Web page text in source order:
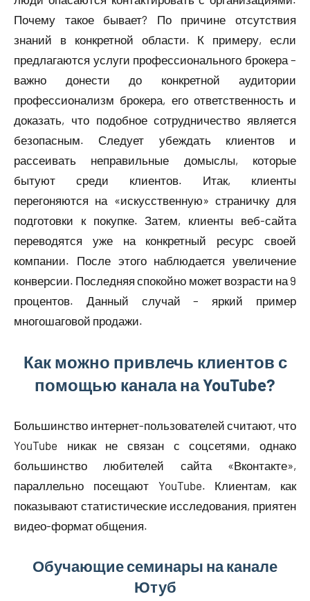
Почему такое бывает? По причине отсутствия
знаний в конкретной области. К примеру, если
предлагаются услуги профессионального брокера –
важно донести до конкретной аудитории
профессионализм брокера, его ответственность и
доказать, что подобное сотрудничество является
безопасным. Следует убеждать клиентов и
рассеивать неправильные домыслы, которые
бытуют среди клиентов. Итак, клиенты
перегоняются на «искусственную» страничку для
подготовки к покупке. Затем, клиенты веб-сайта
переводятся уже на конкретный ресурс своей
компании. После этого наблюдается увеличение
конверсии. Последняя спокойно может возрасти на 9
процентов. Данный случай – яркий пример
многошаговой продажи.
Как можно привлечь клиентов с
помощью канала на YouTube?
Большинство интернет-пользователей считают, что
YouTube никак не связан с соцсетями, однако
большинство любителей сайта «Вконтакте»,
параллельно посещают YouTube. Клиентам, как
показывают статистические исследования, приятен
видео-формат общения.
Обучающие семинары на канале
Ютуб